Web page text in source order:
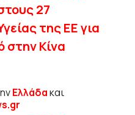
27
της ΕΕ για
στην Κίνα
Ελλάδακαι